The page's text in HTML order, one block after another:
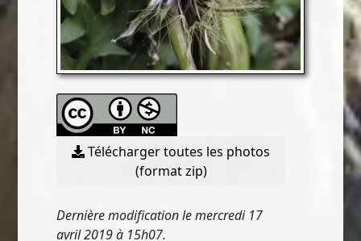
Télécharger toutes les photos
(format zip)
Dernière modification le mercredi 17
avril 2019 à 15h07.